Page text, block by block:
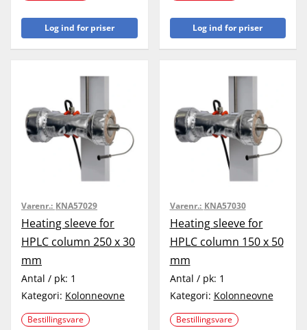
Log ind for priser Log ind for priser
Varenr.: KNA57029
Heating sleeve for
HPLC column 250 x 30
mm
Antal / pk: 1
Kategori: Kolonneovne
Bestillingsvare
Varenr.: KNA57030
Heating sleeve for
HPLC column 150 x 50
mm
Antal / pk: 1
Kategori: Kolonneovne
Bestillingsvare